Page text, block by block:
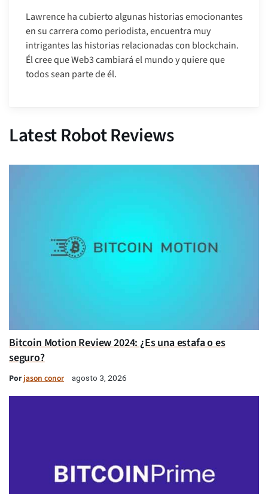
Lawrence ha cubierto algunas historias emocionantes
en su carrera como periodista, encuentra muy
intrigantes las historias relacionadas con blockchain.
Él cree que Web3 cambiará el mundo y quiere que
todos sean parte de él.
Latest Robot Reviews
Bitcoin Motion Review 2024: ¿Es una estafa o es
seguro?
Porjason conor agosto 3, 2026